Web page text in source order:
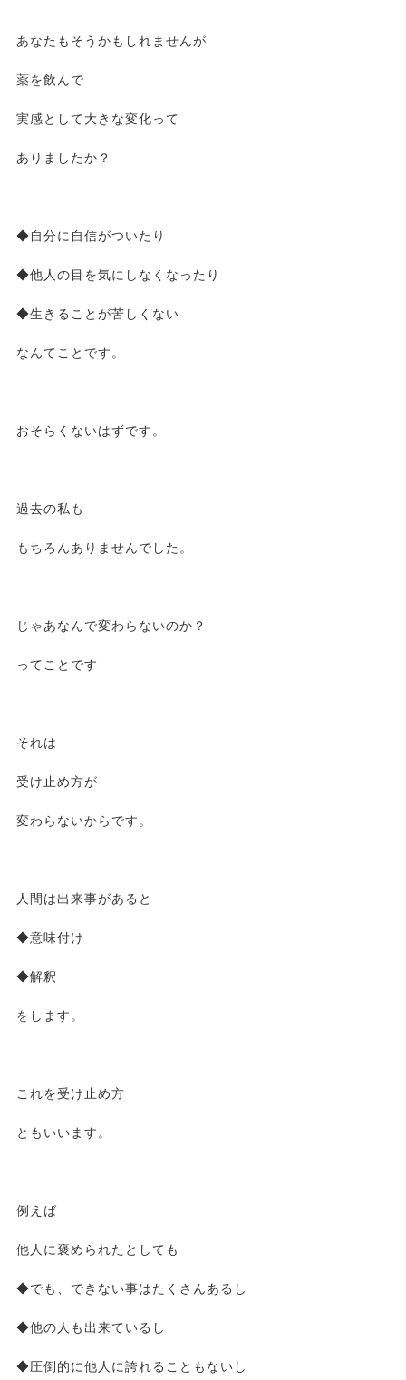
あなたもそうかもしれませんが
薬を飲んで
実感として大きな変化って
ありましたか？
◆自分に自信がついたり
◆他人の目を気にしなくなったり
◆生きることが苦しくない
なんてことです。
おそらくないはずです。
過去の私も
もちろんありませんでした。
じゃあなんで変わらないのか？
ってことです
それは
受け止め方が
変わらないからです。
人間は出来事があると
◆意味付け
◆解釈
をします。
これを受け止め方
ともいいます。
例えば
他人に褒められたとしても
◆でも、できない事はたくさんあるし
◆他の人も出来ているし
◆圧倒的に他人に誇れることもないし